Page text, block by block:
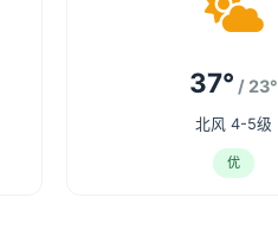
37° / 23°
北风 4-5级
优